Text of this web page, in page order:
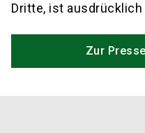
Dritte, ist
Zur